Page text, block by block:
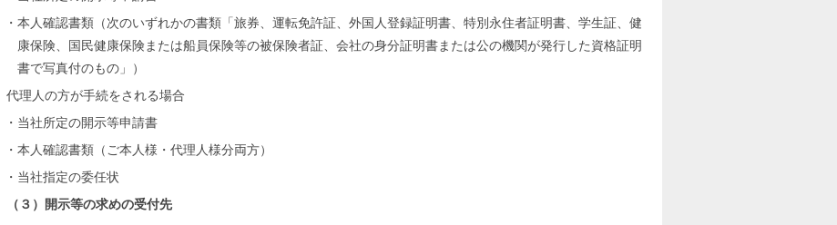
・本人確認書類（次のいずれかの書類「旅券、運転免許証、外国人登録証明書、特別永住者証明書、学生証、健
康保険、国民健康保険または船員保険等の被保険者証、会社の身分証明書または公の機関が発行した資格証明
書で写真付のもの」）
代理人の方が手続をされる場合
・当社所定の開示等申請書
・本人確認書類（ご本人様・代理人様分両方）
・当社指定の委任状
（３）開示等の求めの受付先